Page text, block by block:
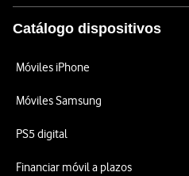
Catálogo dispositivos
Móviles iPhone
Móviles Samsung
PS5 digital
Financiar móvil a plazos